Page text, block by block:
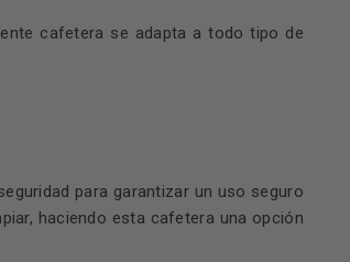
cafetera se adapta a todo tipo de
para garantizar un uso seguro
haciendo esta cafetera una opción